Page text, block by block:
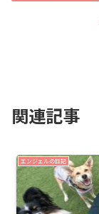
関連記事
エンジェルの日記